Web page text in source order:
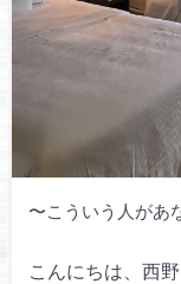
〜こういう人があ
こんにちは、西野